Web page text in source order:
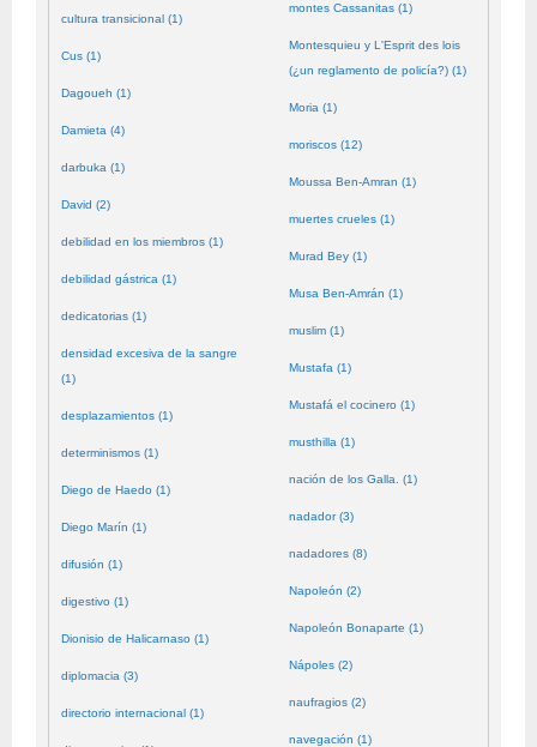
cultura transicional (1)
Cus (1)
Dagoueh (1)
Damieta (4)
darbuka (1)
David (2)
debilidad en los miembros (1)
debilidad gástrica (1)
dedicatorias (1)
densidad excesiva de la sangre
(1)
desplazamientos (1)
determinismos (1)
Diego de Haedo (1)
Diego Marín (1)
difusión (1)
digestivo (1)
Dionisio de Halicarnaso (1)
diplomacia (3)
directorio internacional (1)
montes Cassanitas (1)
Montesquieu y L'Esprit des lois
(¿un reglamento de policía?) (1)
Moria (1)
moriscos (12)
Moussa Ben-Amran (1)
muertes crueles (1)
Murad Bey (1)
Musa Ben-Amrán (1)
muslim (1)
Mustafa (1)
Mustafá el cocinero (1)
musthilla (1)
nación de los Galla. (1)
nadador (3)
nadadores (8)
Napoleón (2)
Napoleón Bonaparte (1)
Nápoles (2)
naufragios (2)
navegación (1)